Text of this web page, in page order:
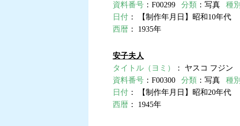
資料番号 ：F00299 分類 ：写真 種別
日付 ： 【制作年月日】昭和10年代
西暦 ： 1935年
安子夫人
タイトル（ヨミ）
： ヤスコ フジン
資料番号 ：F00300 分類 ：写真 種別
日付 ： 【制作年月日】昭和20年代
西暦 ： 1945年